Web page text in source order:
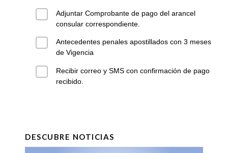
Adjuntar Comprobante de pago del arancel
consular correspondiente.
Antecedentes penales apostillados con 3 meses
de Vigencia
Recibir correo y SMS con confirmación de pago
recibido.
DESCUBRE NOTICIAS